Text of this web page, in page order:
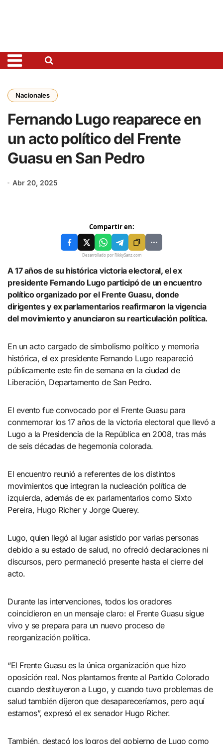
Nacionales
Fernando Lugo reaparece en
un acto político del Frente
Guasu en San Pedro
Abr 20, 2025
Compartir en:
Desarrollado por RikkySanz.com
A 17 años de su histórica victoria electoral, el ex
presidente Fernando Lugo participó de un encuentro
político organizado por el Frente Guasu, donde
dirigentes y ex parlamentarios reafirmaron la vigencia
del movimiento y anunciaron su rearticulación política.
En un acto cargado de simbolismo político y memoria
histórica, el ex presidente Fernando Lugo reapareció
públicamente este fin de semana en la ciudad de
Liberación, Departamento de San Pedro.
El evento fue convocado por el Frente Guasu para
conmemorar los 17 años de la victoria electoral que llevó a
Lugo a la Presidencia de la República en 2008, tras más
de seis décadas de hegemonía colorada.
El encuentro reunió a referentes de los distintos
movimientos que integran la nucleación política de
izquierda, además de ex parlamentarios como Sixto
Pereira, Hugo Richer y Jorge Querey.
Lugo, quien llegó al lugar asistido por varias personas
debido a su estado de salud, no ofreció declaraciones ni
discursos, pero permaneció presente hasta el cierre del
acto.
Durante las intervenciones, todos los oradores
coincidieron en un mensaje claro: el Frente Guasu sigue
vivo y se prepara para un nuevo proceso de
reorganización política.
“El Frente Guasu es la única organización que hizo
oposición real. Nos plantamos frente al Partido Colorado
cuando destituyeron a Lugo, y cuando tuvo problemas de
salud también dijeron que desapareceríamos, pero aquí
estamos”, expresó el ex senador Hugo Richer.
También, destacó los logros del gobierno de Lugo como